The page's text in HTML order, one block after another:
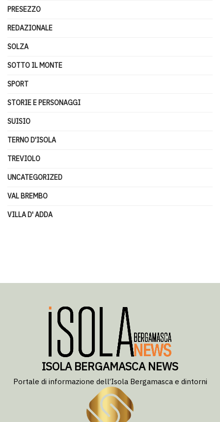
PRESEZZO
REDAZIONALE
SOLZA
SOTTO IL MONTE
SPORT
STORIE E PERSONAGGI
SUISIO
TERNO D'ISOLA
TREVIOLO
UNCATEGORIZED
VAL BREMBO
VILLA D' ADDA
ISOLA BERGAMASCA NEWS
Portale di informazione dell’Isola Bergamasca e dintorni